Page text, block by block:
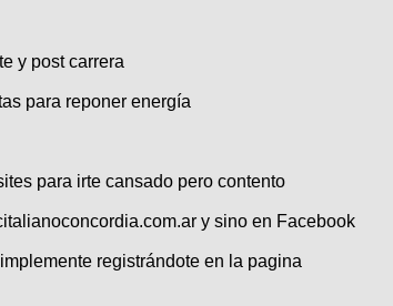
y post carrera
para reponer energía
para irte cansado pero contento
y sino en Facebook
registrándote en la pagina